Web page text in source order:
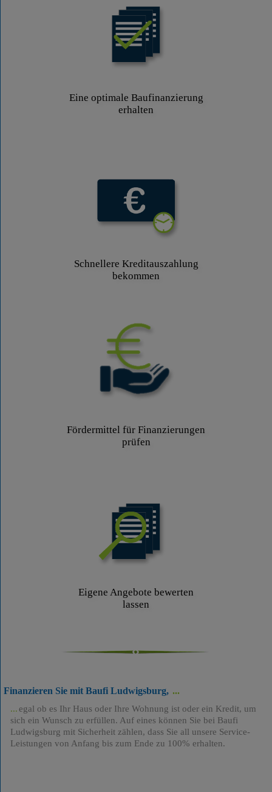
Eine optimale Baufinanzierung
erhalten
Schnellere Kreditauszahlung
bekommen
Fördermittel für Finanzierungen
prüfen
Eigene Angebote bewerten
lassen
Finanzieren Sie mit Baufi Ludwigsburg,
egal ob es Ihr Haus oder Ihre Wohnung ist oder ein Kredit, um
sich ein Wunsch zu erfüllen. Auf eines können Sie bei Baufi
Ludwigsburg mit Sicherheit zählen, dass Sie all unsere Service-
Leistungen von Anfang bis zum Ende zu 100% erhalten.